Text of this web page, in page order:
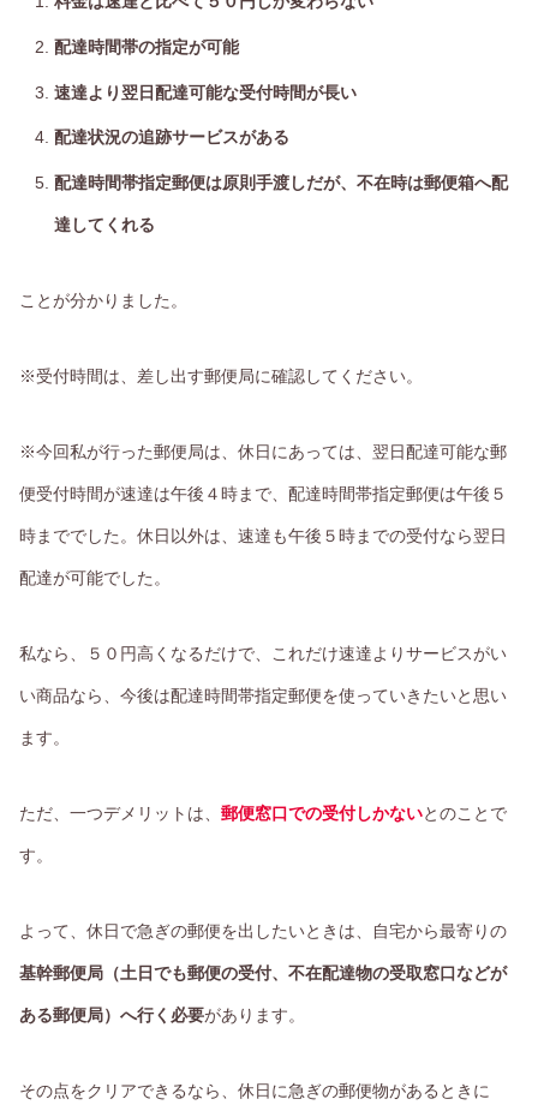
配達時間帯の指定が可能
速達より翌日配達可能な受付時間が長い
配達状況の追跡サービスがある
配達時間帯指定郵便は原則手渡しだが、不在時は郵便箱へ配
達してくれる
ことが分かりました。
※受付時間は、差し出す郵便局に確認してください。
※今回私が行った郵便局は、休日にあっては、翌日配達可能な郵
便受付時間が速達は午後４時まで、配達時間帯指定郵便は午後５
時まででした。休日以外は、速達も午後５時までの受付なら翌日
配達が可能でした。
私なら、５０円高くなるだけで、これだけ速達よりサービスがい
い商品なら、今後は配達時間帯指定郵便を使っていきたいと思い
ます。
ただ、一つデメリットは、 郵便窓口での受付しかないとのことで
す。
よって、休日で急ぎの郵便を出したいときは、自宅から最寄りの
基幹郵便局（土日でも郵便の受付、不在配達物の受取窓口などが
ある郵便局）へ行く必要があります。
その点をクリアできるなら、休日に急ぎの郵便物があるときに